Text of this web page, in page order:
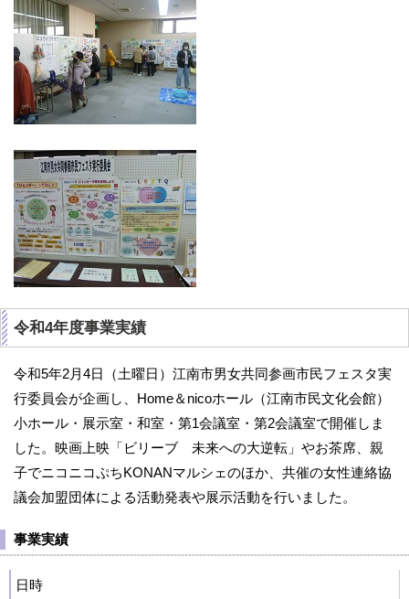
令和4年度事業実績
令和5年2月4日（土曜日）江南市男女共同参画市民フェスタ実
行委員会が企画し、Home＆nicoホール（江南市民文化会館）
小ホール・展示室・和室・第1会議室・第2会議室で開催しま
した。映画上映「ビリーブ 未来への大逆転」やお茶席、親
子でニコニコぷちKONANマルシェのほか、共催の女性連絡協
議会加盟団体による活動発表や展示活動を行いました。
事業実績
日時